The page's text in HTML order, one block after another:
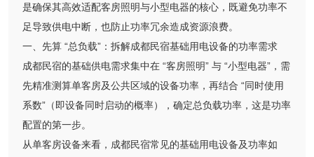
是确保其高效适配客房照明与小型电器的核心，既避免功率不
足导致供电中断，也防止功率冗余造成资源浪费。
一、先算 “总负载”：拆解成都民宿基础用电设备的功率需求
成都民宿的基础供电需求集中在 “客房照明” 与 “小型电器”，需
先精准测算单客房及公共区域的设备功率，再结合 “同时使用
系数”（即设备同时启动的概率），确定总负载功率，这是功率
配置的第一步。
从单客房设备来看，成都民宿常见的基础用电设备及功率如